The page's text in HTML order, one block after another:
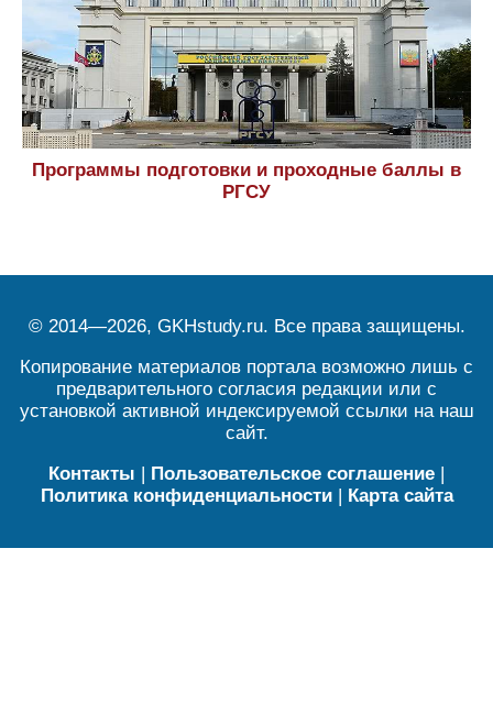
Программы подготовки и проходные баллы в
РГСУ
© 2014—2026, GKHstudy.ru. Все права защищены.
Копирование материалов портала возможно лишь с
предварительного согласия редакции или с
установкой активной индексируемой ссылки на наш
сайт.
Контакты | Пользовательское соглашение |
Политика конфиденциальности| Карта сайта